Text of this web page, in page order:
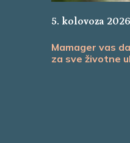
5. kolovoza
Mamager vas
za sve životne